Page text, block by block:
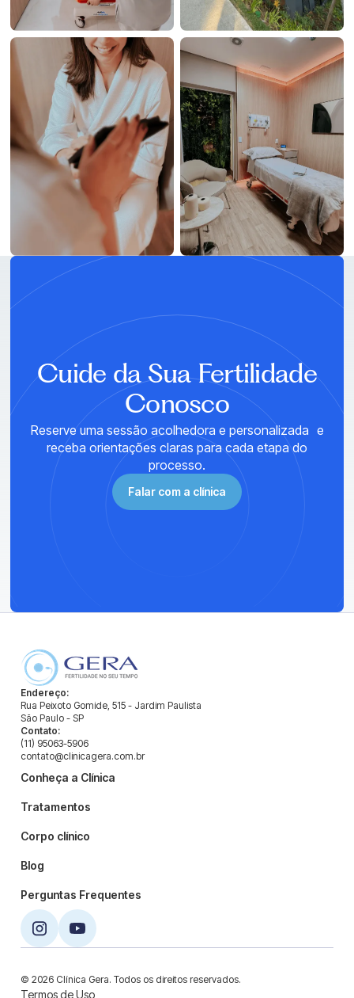
Cuide da Sua Fertilidade
Conosco
Reserve uma sessão acolhedora e personalizada e
receba orientações claras para cada etapa do
processo.
Falar com a clínica
Endereço:
Rua Peixoto Gomide, 515 - Jardim Paulista
São Paulo - SP
Contato:
(11) 95063-5906
contato@clinicagera.com.br
Conheça a Clínica
Tratamentos
Corpo clínico
Blog
Perguntas Frequentes
© 2026 Clínica Gera. Todos os direitos reservados.
Termos de Uso